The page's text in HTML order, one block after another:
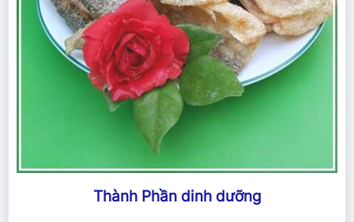
Thành Phần dinh dưỡng